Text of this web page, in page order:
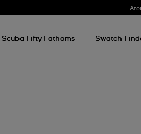
Scuba Fifty Fathoms Swatch